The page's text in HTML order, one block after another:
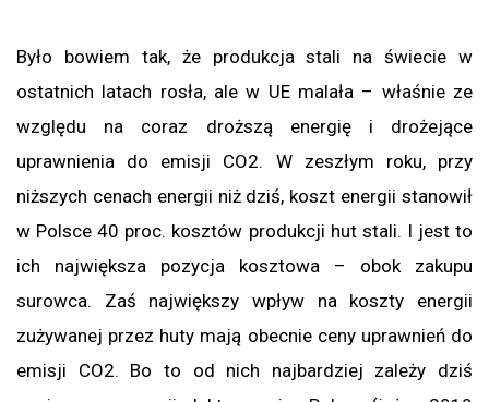
Było bowiem tak, że produkcja stali na świecie w
ostatnich latach rosła, ale w UE malała – właśnie ze
względu na coraz droższą energię i drożejące
uprawnienia do emisji CO2. W zeszłym roku, przy
niższych cenach energii niż dziś, koszt energii stanowił
w Polsce 40 proc. kosztów produkcji hut stali. I jest to
ich największa pozycja kosztowa – obok zakupu
surowca. Zaś największy wpływ na koszty energii
zużywanej przez huty mają obecnie ceny uprawnień do
emisji CO2. Bo to od nich najbardziej zależy dziś